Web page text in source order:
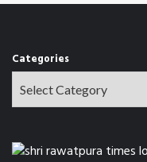
Categories